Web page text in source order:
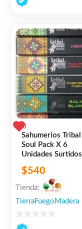
de
0
Sahumerios Tribal
Soul Pack X 6
Unidades Surtidos
$540
Tienda:
TierraFuegoMadera
0